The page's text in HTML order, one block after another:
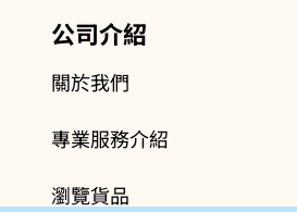
公司介紹
關於我們
專業服務介紹
瀏覽貨品